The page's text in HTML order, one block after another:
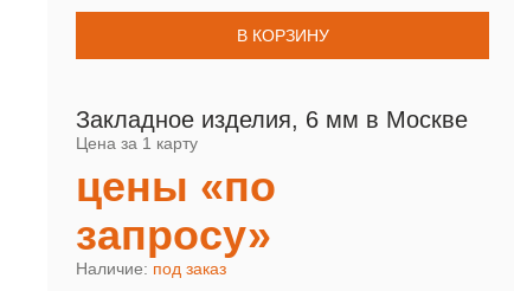
В КОРЗИНУ
Закладное изделия, 6 мм в Москве
Цена за 1 карту
цены «по
запросу»
Наличие: под заказ